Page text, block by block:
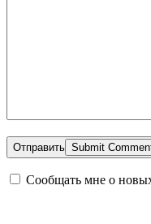
Отправить
Сообщать мне о